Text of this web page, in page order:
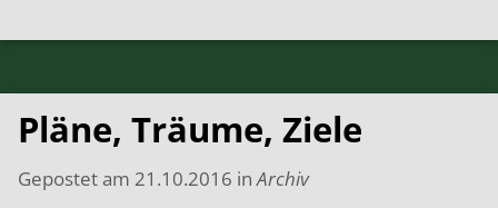
Pläne, Träume, Ziele
Gepostet am 21.10.2016 in Archiv